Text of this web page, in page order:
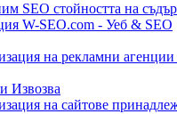
SEO стойността на
W-SEO.com - Уеб & SEO
на рекламни
Извозва
на сайтове